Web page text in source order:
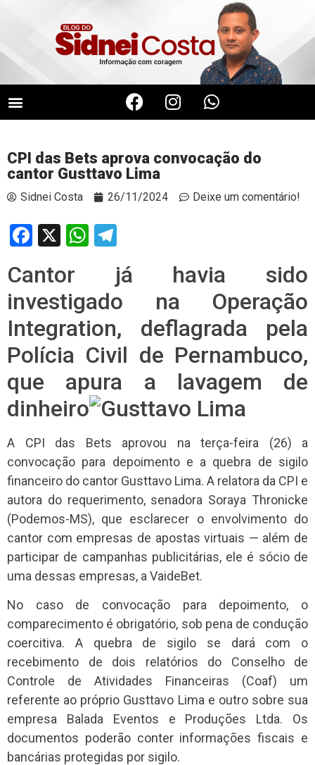
CPI das Bets aprova convocação do
cantor Gusttavo Lima
Sidnei Costa 26/11/2024 Deixe um comentário!
Facebook
X WhatsApp
Cantor já havia sido
investigado na Operação
Integration, deflagrada pela
Polícia Civil de Pernambuco,
que apura a lavagem de
dinheiro
A CPI das Bets aprovou na terça-feira (26) a
convocação para depoimento e a quebra de sigilo
financeiro do cantor Gusttavo Lima. A relatora da CPI e
autora do requerimento, senadora Soraya Thronicke
(Podemos-MS), que esclarecer o envolvimento do
cantor com empresas de apostas virtuais — além de
participar de campanhas publicitárias, ele é sócio de
uma dessas empresas, a VaideBet.
No caso de convocação para depoimento, o
comparecimento é obrigatório, sob pena de condução
coercitiva. A quebra de sigilo se dará com o
recebimento de dois relatórios do Conselho de
Controle de Atividades Financeiras (Coaf) um
referente ao próprio Gusttavo Lima e outro sobre sua
empresa Balada Eventos e Produções Ltda. Os
documentos poderão conter informações fiscais e
bancárias protegidas por sigilo.